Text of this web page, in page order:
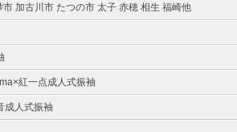
加古川市 たつの市 太子 赤穂 相生 福崎他
紅一点成人式振袖
成人式振袖